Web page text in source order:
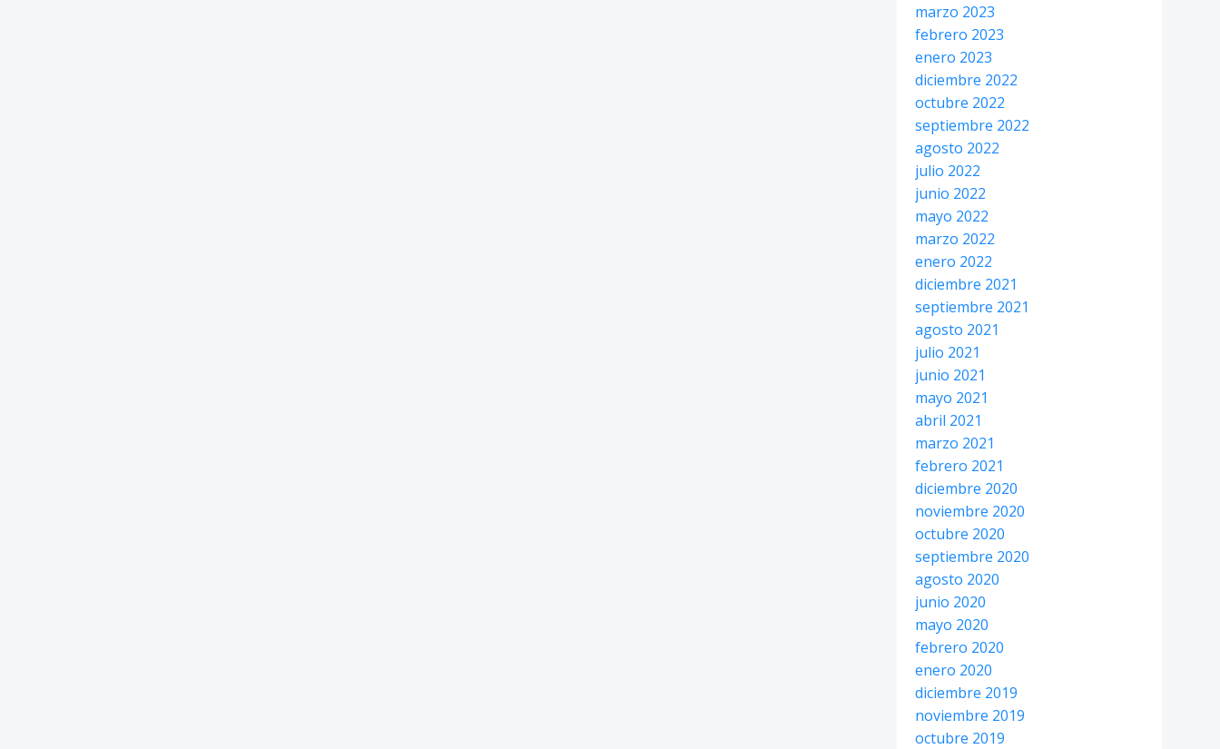
marzo 2023
febrero 2023
enero 2023
diciembre 2022
octubre 2022
septiembre 2022
agosto 2022
julio 2022
junio 2022
mayo 2022
marzo 2022
enero 2022
diciembre 2021
septiembre 2021
agosto 2021
julio 2021
junio 2021
mayo 2021
abril 2021
marzo 2021
febrero 2021
diciembre 2020
noviembre 2020
octubre 2020
septiembre 2020
agosto 2020
junio 2020
mayo 2020
febrero 2020
enero 2020
diciembre 2019
noviembre 2019
octubre 2019